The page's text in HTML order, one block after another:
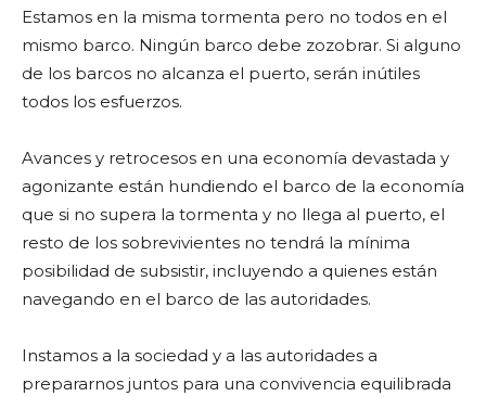
Estamos en la misma tormenta pero no todos en el
mismo barco. Ningún barco debe zozobrar. Si alguno
de los barcos no alcanza el puerto, serán inútiles
todos los esfuerzos.
Avances y retrocesos en una economía devastada y
agonizante están hundiendo el barco de la economía
que si no supera la tormenta y no llega al puerto, el
resto de los sobrevivientes no tendrá la mínima
posibilidad de subsistir, incluyendo a quienes están
navegando en el barco de las autoridades.
Instamos a la sociedad y a las autoridades a
prepararnos juntos para una convivencia equilibrada